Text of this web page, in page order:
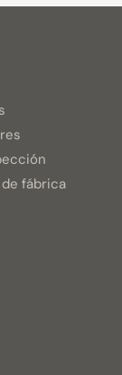
fábrica